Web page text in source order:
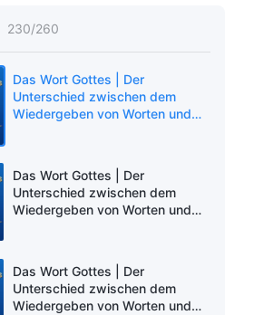
230/260
Glaubenslehren und der
Wahrheitsrealität (Auszug 64)
Das Wort Gottes | Der
Unterschied zwischen dem
Wiedergeben von Worten und
Das Wort Gottes | Der
Unterschied zwischen dem
Wiedergeben von Worten und
Das Wort Gottes | Der
Unterschied zwischen dem
Wiedergeben von Worten und